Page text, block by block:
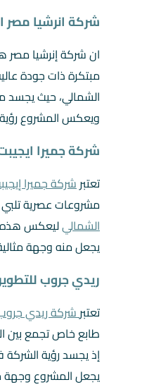
شركة انرشيا مصر
ان شركة إنرشيا مصر
مبتكرة ذات جودة
الشمالي، حيث يجسد
ويعكس المشروع
شركة جميرا
تعتبرشركة جميرا
مشروعات عصرية تلبي
الشماليليعكس هذه
يجعل منه وجهة
ريدي جروب
تعتبرشركة ريدي جروب
طابع خاص تجمع بين
إذ يجسد رؤية الشركة
يجعل المشروع وجهة